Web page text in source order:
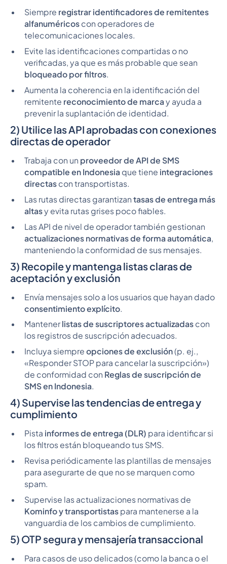
Siempre registrar identificadores de remitentes
alfanuméricoscon operadores de
telecomunicaciones locales.
Evite las identificaciones compartidas o no
verificadas, ya que es más probable que sean
bloqueado por filtros.
Aumenta la coherencia en la identificación del
remitente reconocimiento de marca y ayuda a
prevenir la suplantación de identidad.
2) Utilice las API aprobadas con conexiones
directas de operador
Trabaja con un proveedor de API de SMS
compatible en Indonesia que tiene integraciones
directascon transportistas.
Las rutas directas garantizan tasas de entrega más
altasy evita rutas grises poco fiables.
Las API de nivel de operador también gestionan
actualizaciones normativas de forma automática,
manteniendo la conformidad de sus mensajes.
3) Recopile y mantenga listas claras de
aceptación y exclusión
Envía mensajes solo a los usuarios que hayan dado
consentimiento explícito.
Mantener listas de suscriptores actualizadascon
los registros de suscripción adecuados.
Incluya siempre opciones de exclusión(p. ej.,
«Responder STOP para cancelar la suscripción»)
de conformidad con Reglas de suscripción de
SMS en Indonesia.
4) Supervise las tendencias de entrega y
cumplimiento
Pista informes de entrega (DLR) para identificar si
los filtros están bloqueando tus SMS.
Revisa periódicamente las plantillas de mensajes
para asegurarte de que no se marquen como
spam.
Supervise las actualizaciones normativas de
Kominfo y transportistaspara mantenerse a la
vanguardia de los cambios de cumplimiento.
5) OTP segura y mensajería transaccional
Para casos de uso delicados (como la banca o el